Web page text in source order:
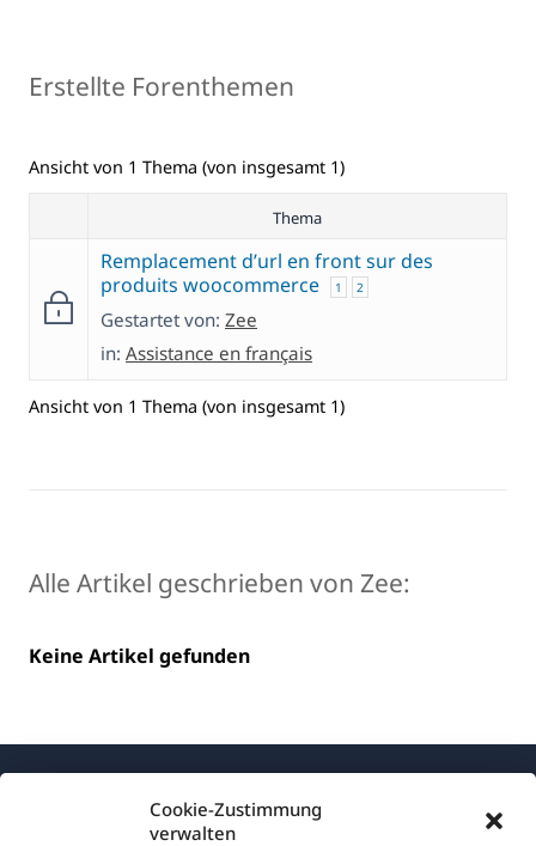
Cookie-Zustimmung
verwalten
Erstellte Forenthemen
Ansicht von 1 Thema (von insgesamt 1)
Thema
Remplacement d’url en front sur des
produits woocommerce
1 2
Gestartet von: Zee
in: Assistance en français
Ansicht von 1 Thema (von insgesamt 1)
Alle Artikel geschrieben von Zee:
Keine Artikel gefunden